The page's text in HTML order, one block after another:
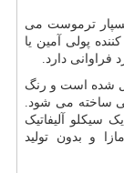
ترموست می
پولی آمین یا
فراوانی دارد.
شده است و رنگ
ساخته می شود.
سیکلو آلیفاتیک
و بدون تولید